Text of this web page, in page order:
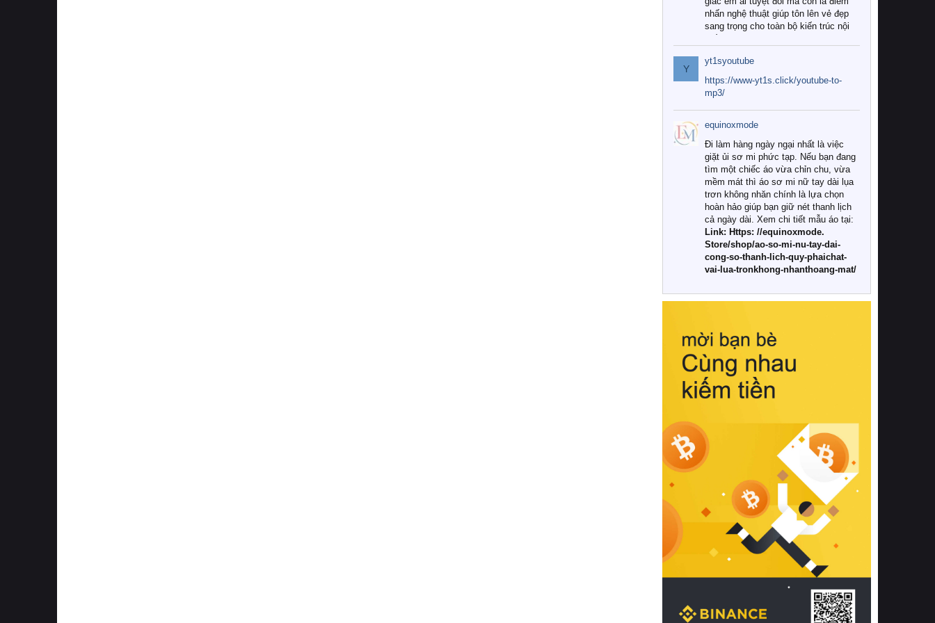
nhấn nghệ thuật giúp tôn lên vẻ đẹp
sang trọng cho toàn bộ kiến trúc nội
Tuy nhiên, giữa thị trường đa dạng
với vô vàn thương hiệu và mẫu mã
như hiện nay, làm thế nào để chọn
được những bộ chăn ga gối đệm cao
cấp thực sự chất lượng, phù hợp với
khí hậu và nhu cầu sử dụng của gia
đình? Hãy cùng chúng tôi đi tìm lời
giải đáp chi tiết qua bài viết dưới đây.
1. Tại sao các gia đình hiện đại lại ưa
chuộng chăn ga gối đệm cao cấp?
Khác với các dòng sản phẩm thông
thường, những bộ chăn ga gối đệm
cao cấp trải qua quy trình sản xuất
nghiêm ngặt từ khâu chọn lọc nguyên
liệu tự nhiên đến công nghệ dệt
nhuộm hiện đại không chứa hóa chất
này, bạn sẽ cảm nhận rõ rệt sự khác
hồi chuẩn xác của phần đệm nâng đỡ
cột sống.
Bên cạnh đó, việc lựa chọn các dòng
sản phẩm đạt chuẩn chất lượng quốc
tế còn giúp ngăn ngừa tình trạng kích
khuẩn và nấm mốc trong điều kiện
thời tiết nóng ẩm. Bạn có thể tìm hiểu
thêm các nghiên cứu khoa học về tác
động của giấc ngủ và môi trường
phòng ngủ đối với sức khỏe con
người tại Sleep Foundation (External
Link) để có cái nhìn toàn diện hơn.
2. Các tiêu chí vàng khi lựa chọn
chăn ga gối đệm cao cấp cho phòng
ngủ
Để sở hữu một bộ chăn ga gối đệm
cao cấp hoàn hảo cả về thẩm mỹ lẫn
công năng, người tiêu dùng cần cân
nhắc kỹ lưỡng các tiêu chí quan trọng
Y
yt1syoutube
https://www-yt1s.click/youtube-to-
mp3/
equinoxmode
Đi làm hàng ngày ngại nhất là việc
giặt ủi sơ mi phức tạp. Nếu bạn đang
tìm một chiếc áo vừa chỉn chu, vừa
mềm mát thì áo sơ mi nữ tay dài lụa
trơn không nhăn chính là lựa chọn
hoàn hảo giúp bạn giữ nét thanh lịch
cả ngày dài. Xem chi tiết mẫu áo tại:
Link: Https: //equinoxmode.
Store/shop/ao-so-mi-nu-tay-dai-
cong-so-thanh-lich-quy-phaichat-
vai-lua-tronkhong-nhanthoang-mat/